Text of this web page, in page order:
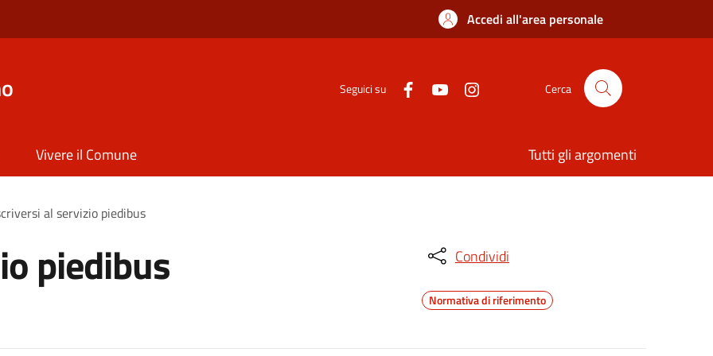
Accedi all'area personale
Seguici su Cerca
Vivere il Comune Tutti gli argomenti
al servizio piedibus
piedibus Condividi
Normativa di riferimento